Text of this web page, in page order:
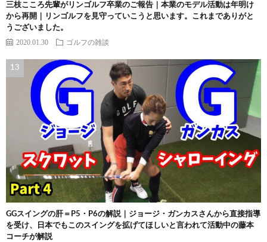
三枝こころ先輩がリンゴルフ卒業のご報告｜本業のモデル活動は年明け
から再開｜リンゴルフを見守っていこうと思います。これまでありがと
うございました。
2020.01.30 ゴルフの雑談
GGスイングの肝＝P5・P6の解説｜ジョージ・ガンカスさんから直接指導
を受け、日本でもこのスイングを拡げてほしいと言われて活動中の藤本
コーチが解説